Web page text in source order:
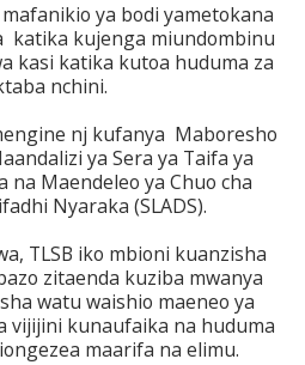
ya bodi yametokana
katika kujenga miundombinu
kasi katika kutoa huduma za
nchini.
nj kufanya Maboresho
ya Sera ya Taifa ya
na Maendeleo ya Chuo cha
Nyaraka (SLADS).
TLSB iko mbioni kuanzisha
zitaenda kuziba mwanya
watu waishio maeneo ya
vijijini kunaufaika na huduma
maarifa na elimu.